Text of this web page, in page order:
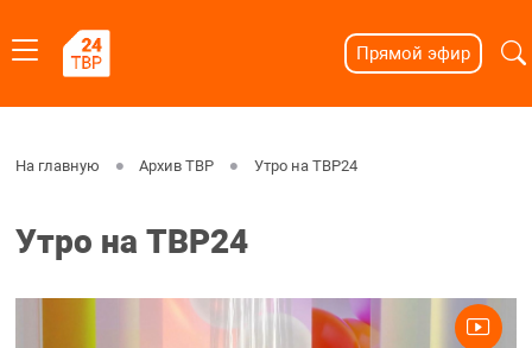
Прямой эфир
На главную Архив ТВР Утро на ТВР24
Утро на ТВР24